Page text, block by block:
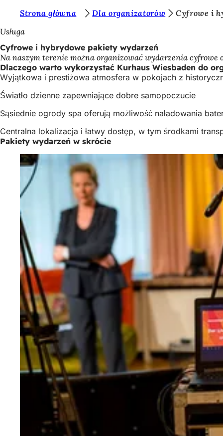
Przejdź do treści
e
s
t
e
ś
t
t
Strona główna Dla organizatorów
Cyfrowe i
Usługa
Cyfrowe i hybrydowe pakiety wydarzeń
Na naszym terenie można organizować wydarzenia cyfrowe
Dlaczego warto wykorzystać Kurhaus Wiesbaden do
Wyjątkowa i prestiżowa atmosfera w pokojach z
Światło dzienne zapewniające dobre samopoczucie
Sąsiednie ogrody spa oferują możliwość naładowania
Centralna lokalizacja i łatwy dostęp, w tym środkami
Pakiety wydarzeń w skrócie